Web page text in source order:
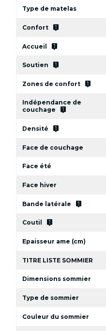
Type de matelas
Confort live_help
Accueil live_help
Soutien live_help
Zones de confort live_help
Indépendance de
couchage
live_help
Densité live_help
Face de couchage
Face été
Face hiver
Bande latérale live_help
Coutil live_help
Epaisseur ame (cm)
TITRE LISTE SOMMIER
Dimensions sommier
Type de sommier
Couleur du sommier